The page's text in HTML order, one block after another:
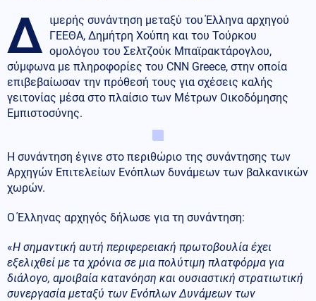
Δ ιμερής συνάντηση μεταξύ του Έλληνα αρχηγού
ΓΕΕΘΑ, Δημήτρη Χούπη και του Τούρκου
ομολόγου του Σελτζούκ Μπαϊρακτάρογλου,
σύμφωνα με πληροφορίες του CNN Greece, στην οποία
επιβεβαίωσαν την πρόθεσή τους για σχέσεις καλής
γειτονίας μέσα στο πλαίσιο των Μέτρων Οικοδόμησης
Εμπιστοσύνης.
Η συνάντηση έγινε στο περιθώριο της συνάντησης των
Αρχηγών Επιτελείων Ενόπλων δυνάμεων των βαλκανικών
χωρών.
Ο Έλληνας αρχηγός δήλωσε για τη συνάντηση:
«Η σημαντική αυτή περιφερειακή πρωτοβουλία έχει
εξελιχθεί με τα χρόνια σε μια πολύτιμη πλατφόρμα για
διάλογο, αμοιβαία κατανόηση και ουσιαστική στρατιωτική
συνεργασία μεταξύ των Ενόπλων Δυνάμεων των